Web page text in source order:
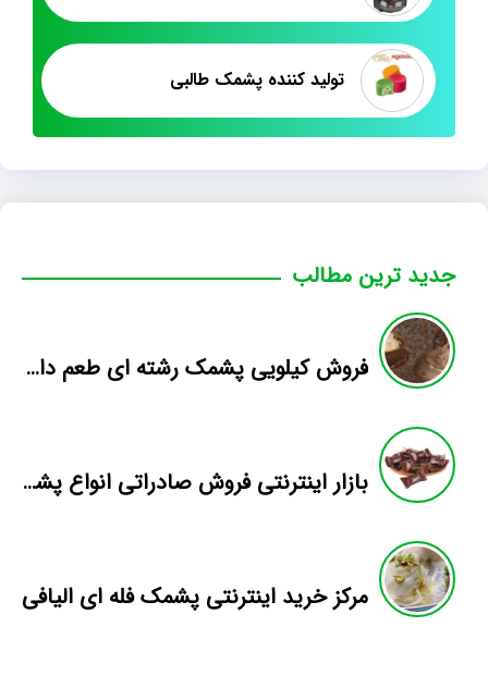
تولید کننده پشمک طالبی
جدید ترین مطالب
فروش کیلویی پشمک رشته ای طعم دار میوه
بازار اینترنتی فروش صادراتی انواع پشمک الیافی/شکلاتی
مرکز خرید اینترنتی پشمک فله ای الیافی